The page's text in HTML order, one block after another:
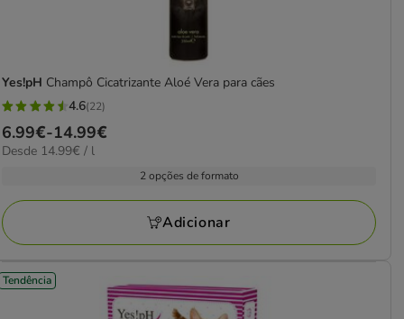
Yes!pH Champô Cicatrizante Aloé Vera para cães
4.6
estrelas
com
avaliações
4.6(22)
Preço
de
14.99€
6.99€-14.99€
14.99€
Desde 14.99€ / l
2 opções de formato
Adicionar
Tendência